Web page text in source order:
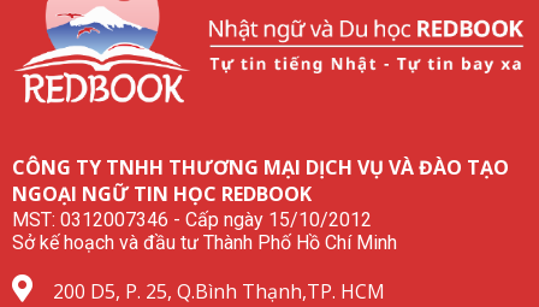
CÔNG TY TNHH THƯƠNG MẠI DỊCH VỤ VÀ ĐÀO TẠO
NGOẠI NGỮ TIN HỌC REDBOOK
MST: 0312007346 - Cấp ngày 15/10/2012
Sở kế hoạch và đầu tư Thành Phố Hồ Chí Minh
200 D5, P. 25, Q.Bình Thạnh,TP. HCM